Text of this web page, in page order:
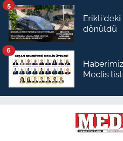
Erikli'deki
dönüldü
5
Meclis
6